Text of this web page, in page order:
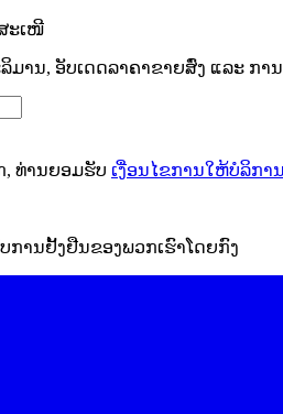
ະເໜີ
ານ, ອັບເດດລາຄາຂາຍສົ່ງ ແລະ ກາ
ທ່ານຍອມຮັບ ເງື່ອນໄຂການໃຫ້ບໍລິການ
ການຢັ້ງຢືນຂອງພວກເຮົາໂດຍກົງ